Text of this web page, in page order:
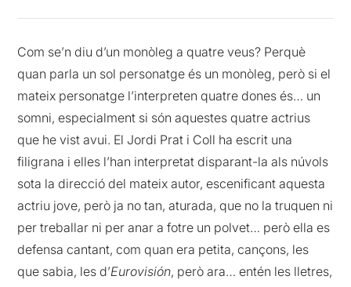
Com se’n diu d’un monòleg a quatre veus? Perquè
quan parla un sol personatge és un monòleg, però si el
mateix personatge l’interpreten quatre dones és… un
somni, especialment si són aquestes quatre actrius
que he vist avui. El Jordi Prat i Coll ha escrit una
filigrana i elles l’han interpretat disparant-la als núvols
sota la direcció del mateix autor, escenificant aquesta
actriu jove, però ja no tan, aturada, que no la truquen ni
per treballar ni per anar a fotre un polvet… però ella es
defensa cantant, com quan era petita, cançons, les
que sabia, les d’Eurovisión, però ara… entén les lletres,